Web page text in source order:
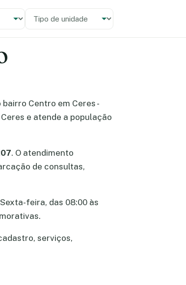
Centro em Ceres -
e atende a população
. O atendimento
de consultas,
feira, das 08:00 às
serviços,